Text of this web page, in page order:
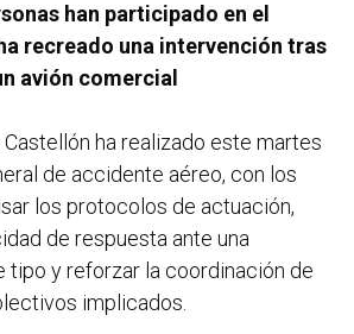
han participado en el
recreado una intervención tras
avión comercial
ha realizado este martes
de accidente aéreo, con los
los protocolos de actuación,
de respuesta ante una
tipo y reforzar la coordinación de
implicados.